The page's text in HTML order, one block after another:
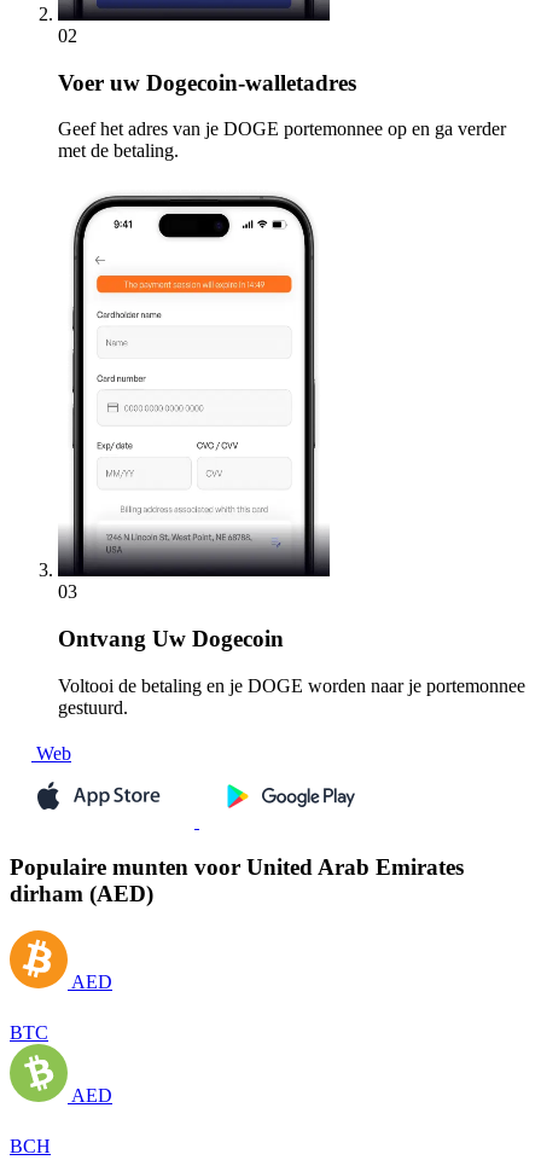
02
Voer uw Dogecoin-walletadres
Geef het adres van je DOGE portemonnee op en ga verder
met de betaling.
03
Ontvang Uw Dogecoin
Voltooi de betaling en je DOGE worden naar je portemonnee
gestuurd.
Web
Populaire munten voor United Arab Emirates
dirham (AED)
AED
BTC
AED
BCH